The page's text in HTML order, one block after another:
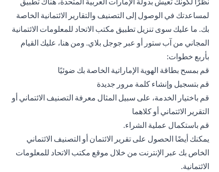
لمساعدتك في الوصول إلى التصنيف والتقارير الائتمانية الخاصة
بك. ما عليك سوى تنزيل تطبيق مكتب الاتحاد للمعلومات الائتمانية
المجاني من آب ستور أو عبر جوجل بلاي. ومن هنا، عليك القيام
بأربع خطوات:
قم بمسح بطاقة الهوية الإماراتية الخاصة بك ضوئيًا
قم بتسجيل وإنشاء كلمة مرور جديدة
قم باختيار الخدمة، على سبيل المثال معرفة التصنيف الائتماني أو
التقرير الائتماني أو كلاهما
قم باستكمال عملية الشراء.
يمكنك أيضًا الحصول على تقرير الائتمان أو التصنيف الائتماني
الخاص بك عبر الإنترنت من خلال موقع مكتب الاتحاد للمعلومات
الائتمانية.